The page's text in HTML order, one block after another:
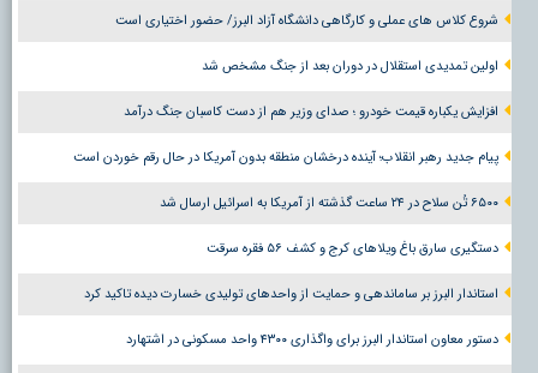
شروع کلاس های عملی و کارگاهی دانشگاه آزاد البرز/ حضور اختیاری است
اولین تمدیدی استقلال در دوران بعد از جنگ مشخص شد
افزایش یکباره قیمت خودرو ؛ صدای وزیر هم از دست کاسبان جنگ درآمد
پیام جدید رهبر انقلاب؛ آینده درخشان منطقه بدون آمریکا در حال رقم خوردن است
۶۵۰۰ تُن سلاح در ۲۴ ساعت گذشته از آمریکا به اسرائیل ارسال شد
دستگیری سارق باغ ویلاهای کرج و کشف ۵۶ فقره سرقت
استاندار البرز بر ساماندهی و حمایت از واحدهای تولیدی خسارت دیده تاکید کرد
دستور معاون استاندار البرز برای واگذاری ۴۳۰۰ واحد مسکونی در اشتهارد